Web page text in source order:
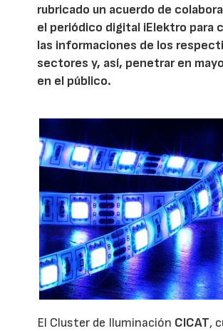
rubricado un acuerdo de
el periódico digital iElektro para
las informaciones de los
sectores y, así, penetrar en
en el público.
El Cluster de Iluminación CICAT,